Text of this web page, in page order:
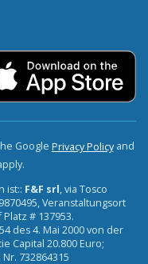
Google Privacy Policyand
ist:: F&F srl, via Tosco
Veranstaltungsort
# 137953.
des 4. Mai 2000 von der
Capital 20.800 Euro;
732864315